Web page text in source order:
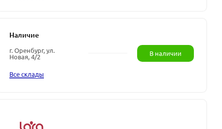
Наличие
г. Оренбург, ул.
Новая, 4/2 В наличии
Все склады